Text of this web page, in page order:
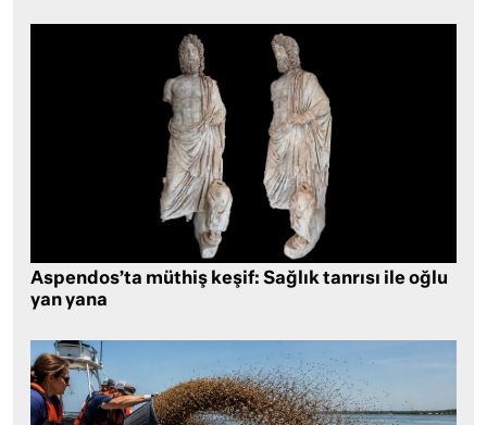
Aspendos’ta müthiş keşif: Sağlık tanrısı ile oğlu
yan yana